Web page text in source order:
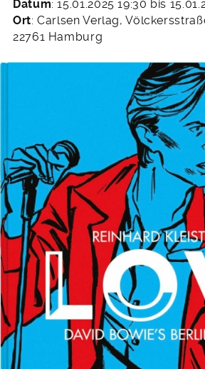
22.
Dezember
2024
Datum: 15.01.2025 19:30 bis
Ort: Carlsen Verlag,
22761 Hamburg